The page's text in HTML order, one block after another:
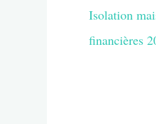
Isolation
financières